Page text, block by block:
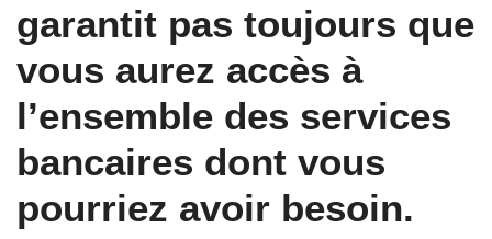
garantit pas toujours que
vous aurez accès à
l’ensemble des services
bancaires dont vous
pourriez avoir besoin.